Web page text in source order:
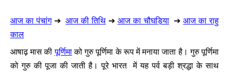
आज का पंचांग➔आज की तिथि ➔ आज का चौघड़िया➔आज का राहु
काल
आषाढ़ मास कीपूर्णिमाको गुरु पूर्णिमा के रूप में मनाया जाता है। गुरु पूर्णिमा
को गुरु की पूजा की जाती है। पूरे भारत में यह पर्व बड़ी श्रद्धा के साथ